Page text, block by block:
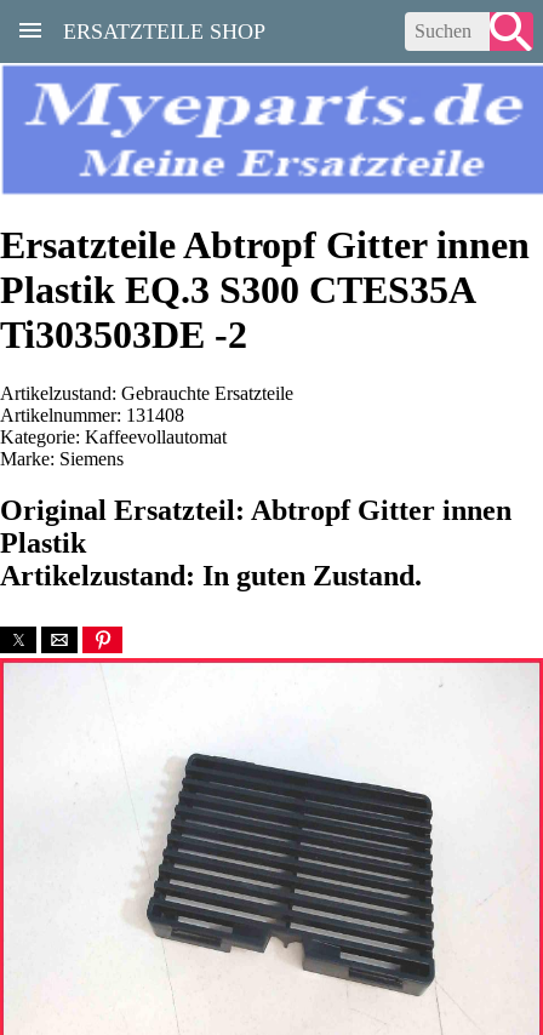
ERSATZTEILE SHOP
Ersatzteile Abtropf Gitter innen
Plastik EQ.3 S300 CTES35A
Ti303503DE -2
Artikelzustand: Gebrauchte Ersatzteile
Artikelnummer: 131408
Kategorie: Kaffeevollautomat
Marke: Siemens
Original Ersatzteil: Abtropf Gitter innen
Plastik
Artikelzustand: In guten Zustand.